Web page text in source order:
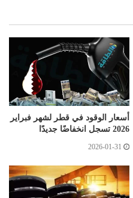
أسعار الوقود في قطر لشهر فبراير
2026 تسجل انخفاضًا جديدًا
2026-01-31